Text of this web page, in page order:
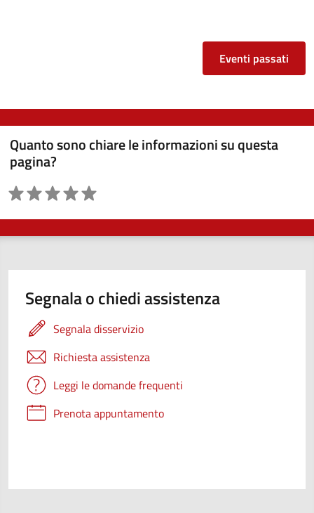
Eventi passati
Quanto sono chiare le informazioni su questa
pagina?
Valutazione
Segnala o chiedi assistenza
Segnala disservizio
Richiesta assistenza
Leggi le domande frequenti
Prenota appuntamento